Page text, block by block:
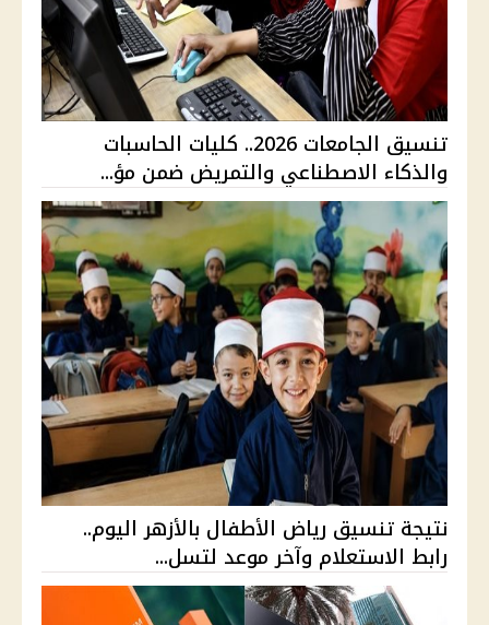
تنسيق الجامعات 2026.. كليات الحاسبات
والذكاء الاصطناعي والتمريض ضمن مؤ...
نتيجة تنسيق رياض الأطفال بالأزهر اليوم..
رابط الاستعلام وآخر موعد لتسل...